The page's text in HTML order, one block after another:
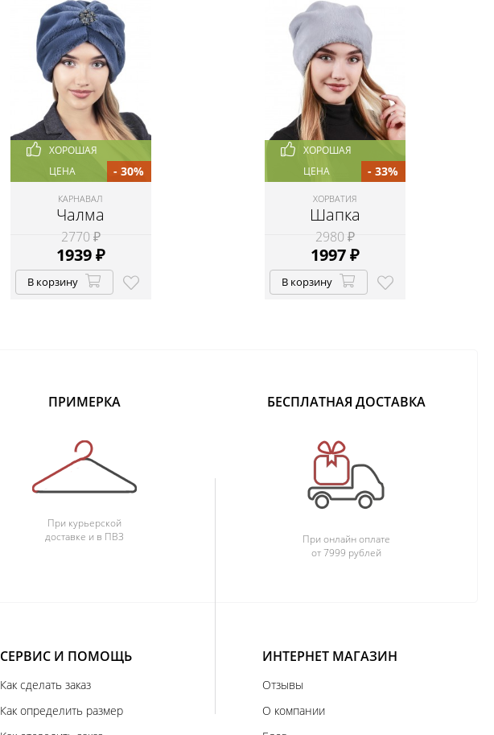
ХОРОШАЯ
ЦЕНА
КАРНАВАЛ
Чалма
2770 ₽
1939₽
- 30%
В корзину
ХОРОШАЯ
ЦЕНА
ХОРВАТИЯ
Шапка
2980 ₽
1997₽
- 33%
В корзину
ПРИМЕРКА
При курьерской
доставке и в ПВЗ
БЕСПЛАТНАЯ ДОСТАВКА
При онлайн оплате
от 7999 рублей
СЕРВИС И ПОМОЩЬ
Как сделать заказ
Как определить размер
ИНТЕРНЕТ МАГАЗИН
Отзывы
О компании